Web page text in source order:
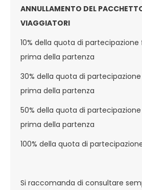
ANNULLAMENTO DEL
VIAGGIATORI
10% della quota di
prima della partenza
30% della quota di
prima della partenza
50% della quota di partecipazione
prima della partenza
100% della quota di
Si raccomanda di consultare